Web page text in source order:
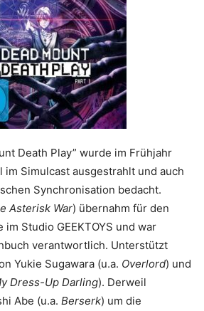
Death Play” wurde im Frühjahr
Simulcast ausgestrahlt und auch
Synchronisation bedacht.
Asterisk War) übernahm für den
Studio GEEKTOYS und war
verantwortlich. Unterstützt
Yukie Sugawara (u.a. Overlord) und
Dress-Up Darling). Derweil
Abe (u.a. Berserk) um die